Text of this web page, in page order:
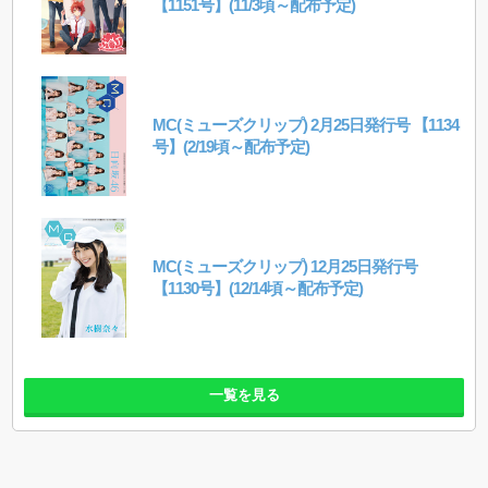
【1151号】(11/3頃～配布予定)
MC(ミューズクリップ) 2月25日発行号 【1134
号】(2/19頃～配布予定)
MC(ミューズクリップ) 12月25日発行号
【1130号】(12/14頃～配布予定)
一覧を見る